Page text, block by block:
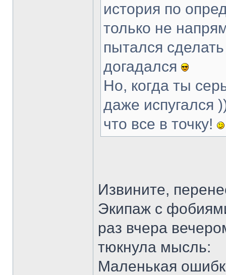
история по
только не
пытался
догадался
Но, когда ты
даже испугался
что все в точку!
Извините,
Экипаж с
раз вчера
тюкнула мысль:
Маленькая